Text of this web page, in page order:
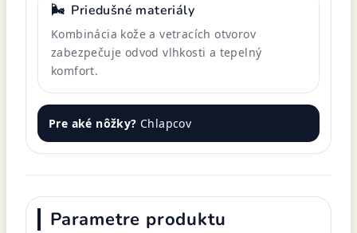
🌬️ Priedušné materiály
Kombinácia kože a vetracích otvorov
zabezpečuje odvod vlhkosti a tepelný
komfort.
Pre aké nôžky? Chlapcov
Parametre produktu